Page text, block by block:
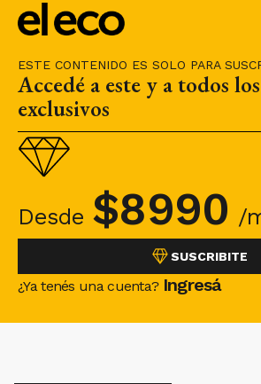
ESTE CONTENIDO ES SOLO PARA
Accedé a este y a todos
exclusivos
Desde $8990 /
SUSCRIBITE
¿Ya tenés una cuenta? Ingresá